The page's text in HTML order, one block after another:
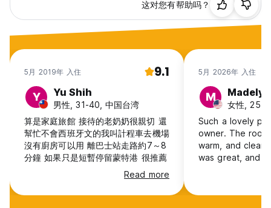
这对您有帮助吗？
5月 2019年 入住 9.1
Y Yu Shih
男性, 31-40, 中国台湾
算是家庭旅館 接待的老奶奶很親切 還
幫忙不會西班牙文的我叫計程車去機場
沒有廚房可以用 離巴士站走路約7～8
分鐘 如果只是短暫停留蒙特港 很推薦
Read more
5月 2026年 入住
M Madelyn
女性, 25-
Such a lovely
owner. The
warm, and
was great, and
very friendly